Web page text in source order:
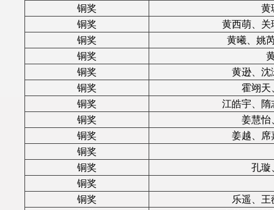
铜奖
黄
铜奖
黄西萌、
铜奖
黄曦、姚
铜奖
铜奖
黄逊、
铜奖
霍翊
铜奖
江皓宇、
铜奖
姜慧
铜奖
姜越、
铜奖
铜奖
孔璇
铜奖
铜奖
乐遥、